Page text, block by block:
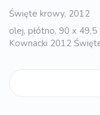
Święte krowy, 2012
olej, płótno, 90 x
Kownacki 2012